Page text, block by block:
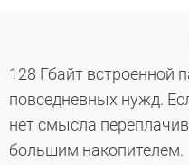
128 Гбайт встроенной
повседневных нужд.
нет смысла
большим накопителем.